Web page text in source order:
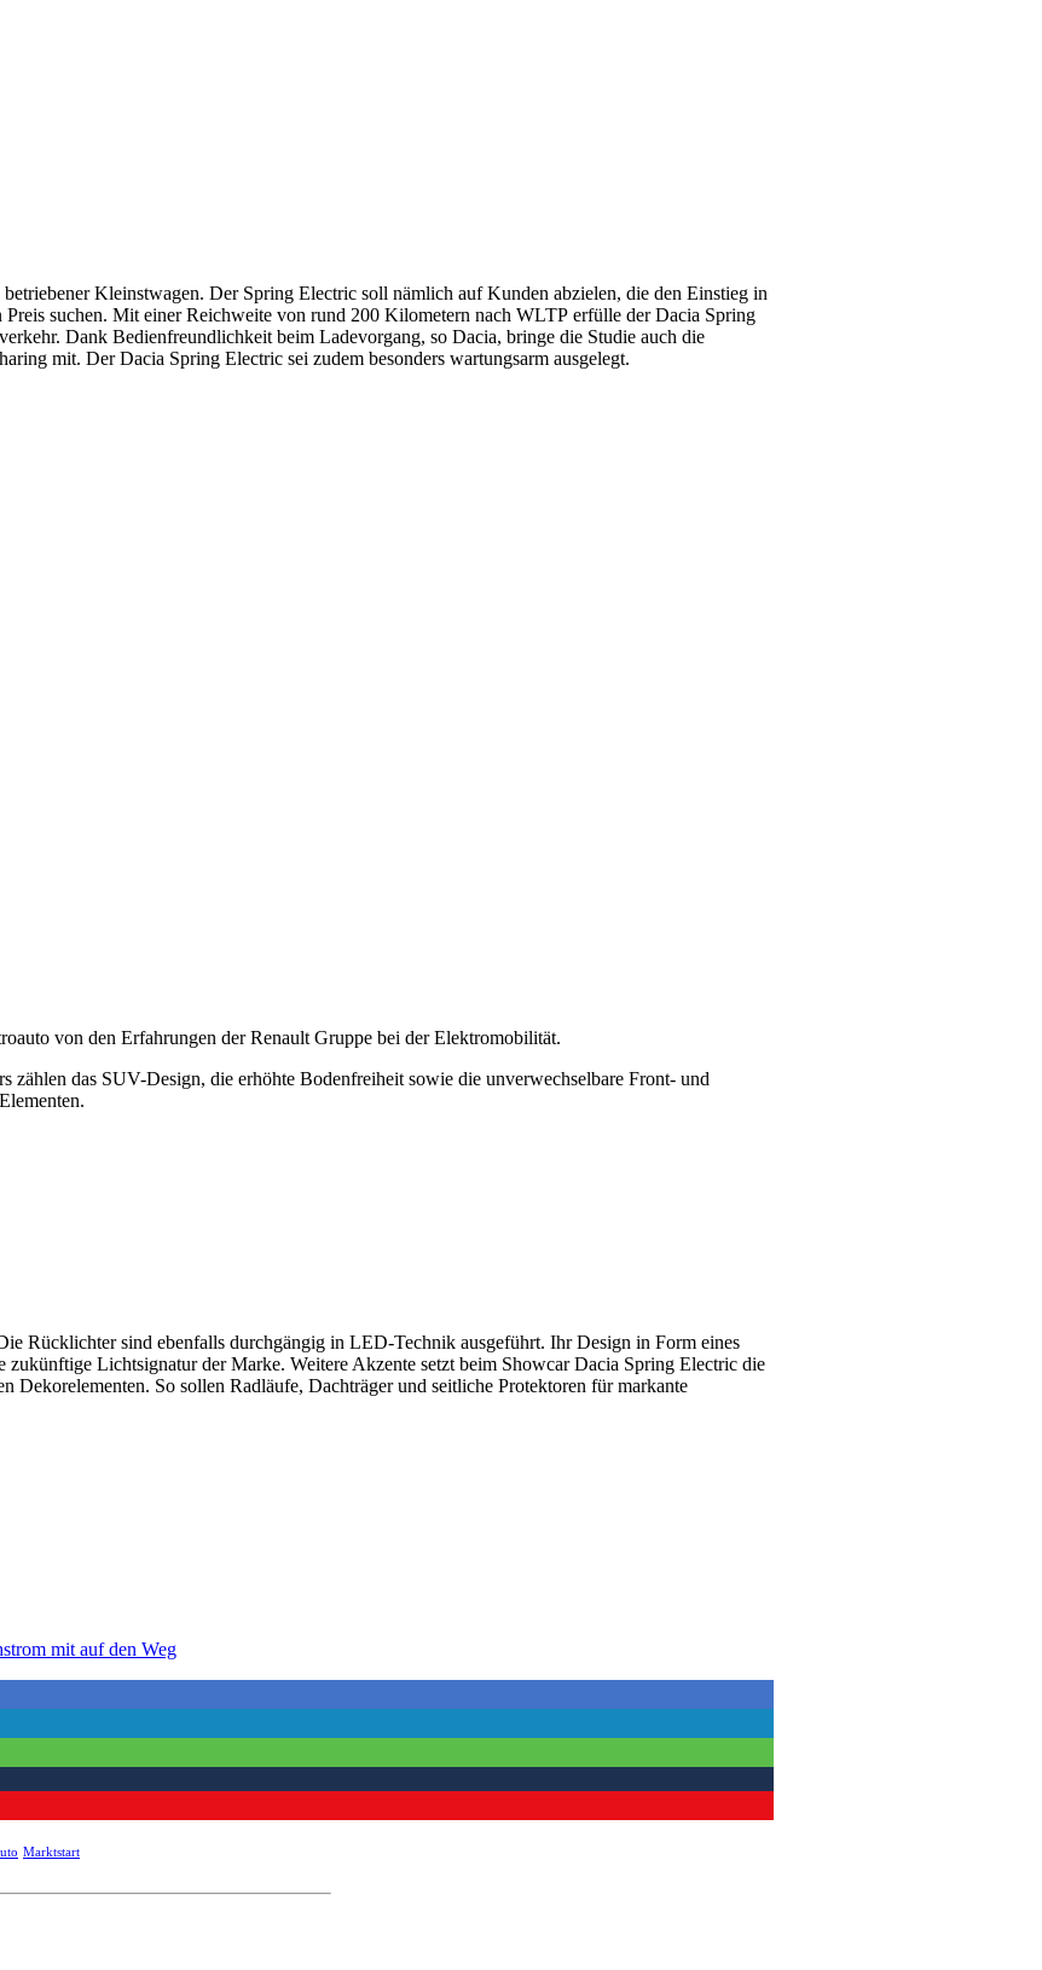
Kleinstwagen. Der Spring Electric soll nämlich auf Kunden abzielen, die den Einstieg in
suchen. Mit einer Reichweite von rund 200 Kilometern nach WLTP erfülle der Dacia Spring
Dank Bedienfreundlichkeit beim Ladevorgang, so Dacia, bringe die Studie auch die
mit. Der Dacia Spring Electric sei zudem besonders wartungsarm ausgelegt.
von den Erfahrungen der Renault Gruppe bei der Elektromobilität.
zählen das SUV-Design, die erhöhte Bodenfreiheit sowie die unverwechselbare Front- und
Rücklichter sind ebenfalls durchgängig in LED-Technik ausgeführt. Ihr Design in Form eines
Lichtsignatur der Marke. Weitere Akzente setzt beim Showcar Dacia Spring Electric die
Dekorelementen. So sollen Radläufe, Dachträger und seitliche Protektoren für markante
mit auf den Weg
Marktstart